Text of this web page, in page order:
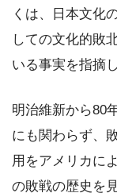
くは、日本文化
しての文化的敗
いる事実を指摘
明治維新から80
にも関わらず、
用をアメリカに
の敗戦の歴史を